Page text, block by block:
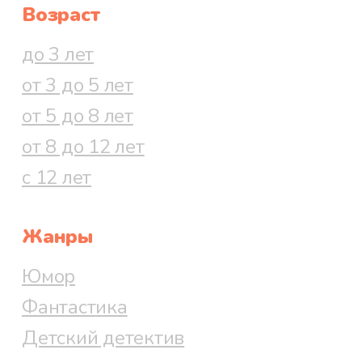
Возраст
до 3 лет
от 3 до 5 лет
от 5 до 8 лет
от 8 до 12 лет
с 12 лет
Жанры
Юмор
Фантастика
Детский детектив